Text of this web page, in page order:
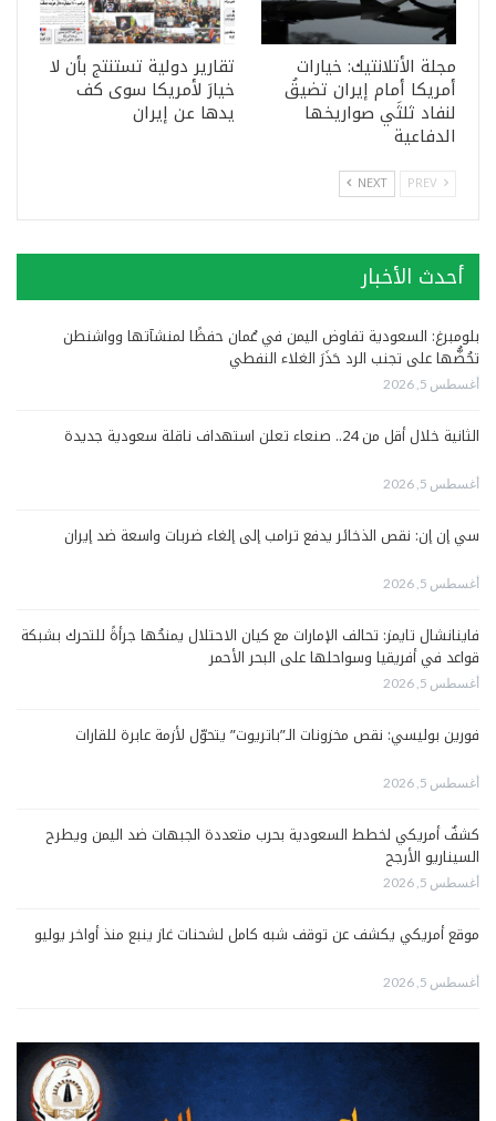
مجلة الأتلانتيك: خيارات
أمريكا أمام إيران تضيقُ
لنفاد ثلثَي صواريخها
الدفاعية
تقارير دولية تستنتج بأن لا
خيارَ لأمريكا سوى كف
يدها عن إيران
NEXT
أحدث الأخبار
بلومبرغ: السعودية تفاوض اليمن في عُمان حفظًا لمنشآتها وواشنطن
تحُضُّها على تجنب الرد حَذَرَ الغلاء النفطي
أغسطس 5, 2026
الثانية خلال أقل من 24.. صنعاء تعلن استهداف ناقلة سعودية جديدة
أغسطس 5, 2026
سي إن إن: نقص الذخائر يدفع ترامب إلى إلغاء ضربات واسعة ضد إيران
أغسطس 5, 2026
فاينانشال تايمز: تحالف الإمارات مع كيان الاحتلال يمنحُها جرأةً للتحرك بشبكة
قواعد في أفريقيا وسواحلها على البحر الأحمر
أغسطس 5, 2026
فورين بوليسي: نقص مخزونات الـ”باتريوت” يتحوّل لأزمة عابرة للقارات
أغسطس 5, 2026
كشفٌ أمريكي لخطط السعودية بحرب متعددة الجبهات ضد اليمن ويطرح
السيناريو الأرجح
أغسطس 5, 2026
موقع أمريكي يكشف عن توقف شبه كامل لشحنات غاز ينبع منذ أواخر يوليو
أغسطس 5, 2026